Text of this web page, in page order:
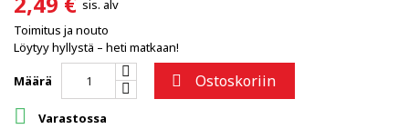
sis. alv
Toimitus ja nouto
Löytyy hyllystä – heti matkaan!
Määrä  Ostoskoriin
 Varastossa